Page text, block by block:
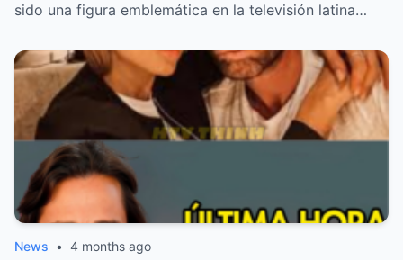
sido una figura emblemática en la televisión latina…
News • 4 months ago